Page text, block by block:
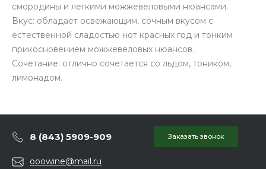
смородины и легкими можжевеловыми нюансами.
Вкус: обладает освежающим, сочным вкусом с
естественной сладостью нот красных год и тонким
прикосновением можжевеловых нюансов.
Сочетание: отлично сочетается со льдом, тоником,
лимонадом.
8 (843) 5909-909 Заказать звонок
ooowine@mail.ru